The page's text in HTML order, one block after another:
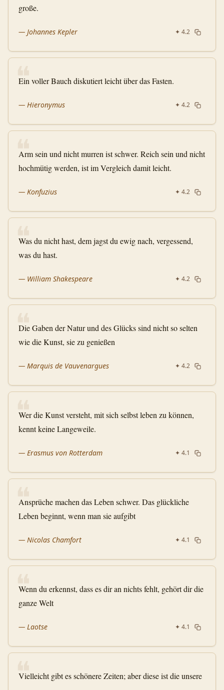
große.
— Johannes Kepler ✦ 4.2
❝
Ein voller Bauch diskutiert leicht über das Fasten.
— Hieronymus ✦ 4.2
❝
Arm sein und nicht murren ist schwer. Reich sein und nicht
hochmütig werden, ist im Vergleich damit leicht.
— Konfuzius ✦ 4.2
❝
Was du nicht hast, dem jagst du ewig nach, vergessend,
was du hast.
— William Shakespeare ✦ 4.2
❝
Die Gaben der Natur und des Glücks sind nicht so selten
wie die Kunst, sie zu genießen
— Marquis de Vauvenargues ✦ 4.2
❝
Wer die Kunst versteht, mit sich selbst leben zu können,
kennt keine Langeweile.
— Erasmus von Rotterdam ✦ 4.1
❝
Ansprüche machen das Leben schwer. Das glückliche
Leben beginnt, wenn man sie aufgibt
— Nicolas Chamfort ✦ 4.1
❝
Wenn du erkennst, dass es dir an nichts fehlt, gehört dir die
ganze Welt
— Laotse ✦ 4.1
❝
Vielleicht gibt es schönere Zeiten; aber diese ist die unsere